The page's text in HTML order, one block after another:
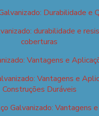
Durabilidade e
durabilidade e
coberturas
Vantagens e
Vantagens e
Construções Duráveis
Galvanizado: Vantagens